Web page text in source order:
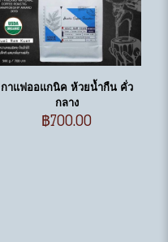
กาแฟออแกนิค ห้วยน้ำกืน คั่ว
กลาง
฿700.00